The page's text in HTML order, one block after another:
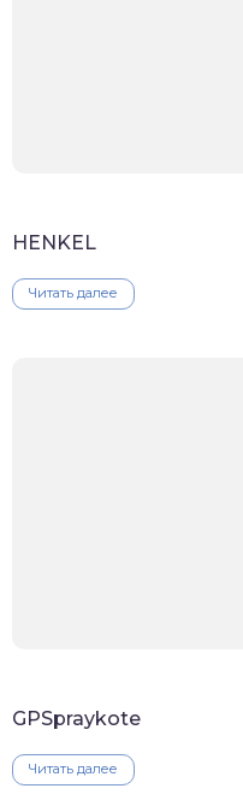
HENKEL
Читать далее
GPSpraykote
Читать далее